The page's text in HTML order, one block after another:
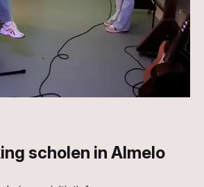
scholen in Almelo